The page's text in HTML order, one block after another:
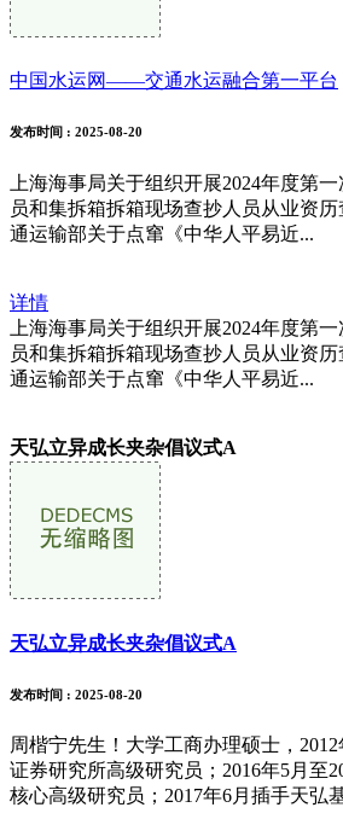
中国水运网——交通水运融合第一平台
发布时间 : 2025-08-20
上海海事局关于组织开展2024年度第
员和集拆箱拆箱现场查抄人员从业资
通运输部关于点窜《中华人平易近...
详情
上海海事局关于组织开展2024年度第
员和集拆箱拆箱现场查抄人员从业资
通运输部关于点窜《中华人平易近...
天弘立异成长夹杂倡议式A
天弘立异成长夹杂倡议式A
发布时间 : 2025-08-20
周楷宁先生！大学工商办理硕士，2012
证券研究所高级研究员；2016年5月至
核心高级研究员；2017年6月插手天弘